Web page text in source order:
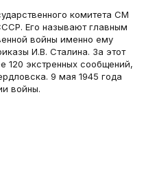
комитета СМ
Его называют главным
войны именно ему
И.В. Сталина. За этот
120 экстренных сообщений,
9 мая 1945 года
войны.